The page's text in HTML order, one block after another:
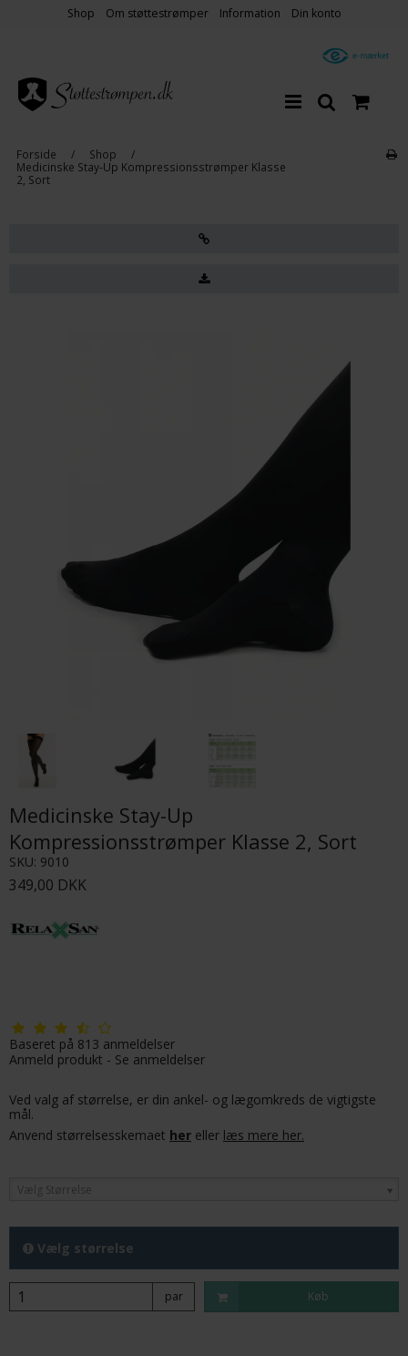
Shop Om støttestrømper Information Din konto
Forside / Shop
/
Medicinske Stay-Up Kompressionsstrømper Klasse
2, Sort
Medicinske Stay-Up
Kompressionsstrømper Klasse 2, Sort
SKU: 9010
349,00 DKK
Baseret på 813 anmeldelser
Anmeld produkt - Se anmeldelser
Ved valg af størrelse, er din ankel- og lægomkreds de vigtigste
mål.
Anvend størrelsesskemaet her eller læs mere her.
Vælg Størrelse
Vælg størrelse
par Køb